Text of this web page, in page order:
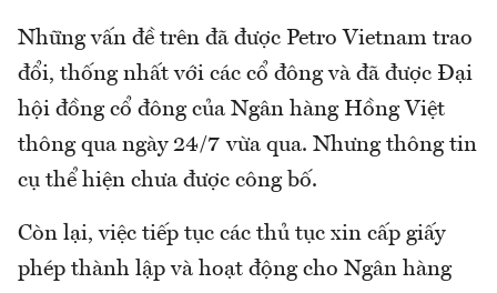
Những vấn đề trên đã được Petro Vietnam trao
đổi, thống nhất với các cổ đông và đã được Đại
hội đồng cổ đông của Ngân hàng Hồng Việt
thông qua ngày 24/7 vừa qua. Nhưng thông tin
cụ thể hiện chưa được công bố.
Còn lại, việc tiếp tục các thủ tục xin cấp giấy
phép thành lập và hoạt động cho Ngân hàng